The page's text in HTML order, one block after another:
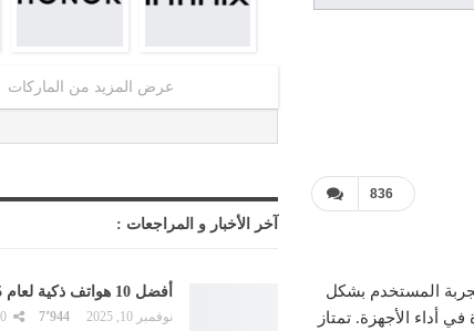
836
المستخدم بشكل
أداء الأجهزة. تمتاز
عرض المزيد من الماركات
آخر الأخبار و المراجعات :
أفضل 10 هواتف ذكية لعام 2025
نوفمبر 10, 2025 7٬944